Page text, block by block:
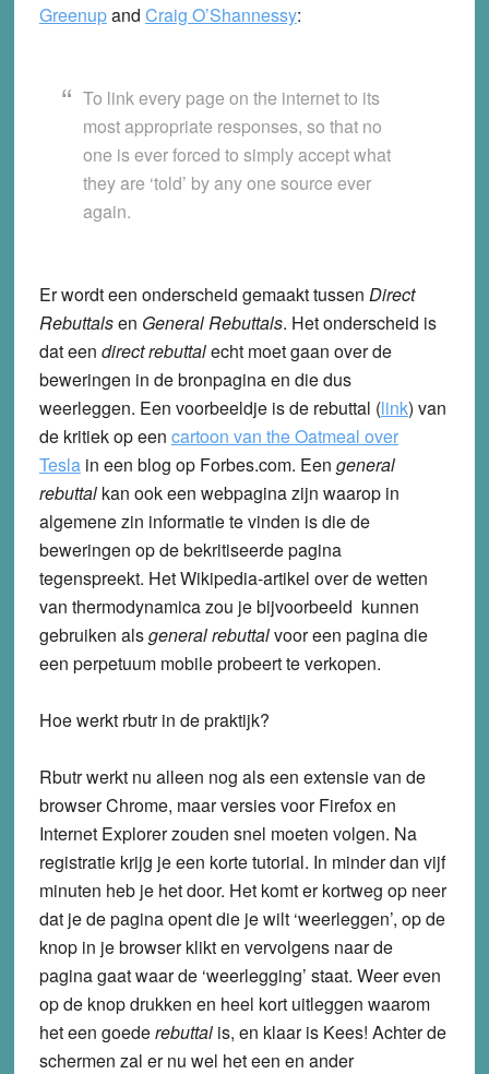
Greenupand Craig O’Shannessy:
To link every page on the internet to its
most appropriate responses, so that no
one is ever forced to simply accept what
they are ‘told’ by any one source ever
again.
Er wordt een onderscheid gemaakt tussen Direct
Rebuttalsen General Rebuttals. Het onderscheid is
dat een direct rebuttalecht moet gaan over de
beweringen in de bronpagina en die dus
weerleggen. Een voorbeeldje is de rebuttal (link) van
de kritiek op een cartoon van the Oatmeal over
Teslain een blog op Forbes.com. Een general
rebuttalkan ook een webpagina zijn waarop in
algemene zin informatie te vinden is die de
beweringen op de bekritiseerde pagina
tegenspreekt. Het Wikipedia-artikel over de wetten
van thermodynamica zou je bijvoorbeeld kunnen
gebruiken alsgeneral rebuttalvoor een pagina die
een perpetuum mobile probeert te verkopen.
Hoe werkt rbutr in de praktijk?
Rbutr werkt nu alleen nog als een extensie van de
browser Chrome, maar versies voor Firefox en
Internet Explorer zouden snel moeten volgen. Na
registratie krijg je een korte tutorial. In minder dan vijf
minuten heb je het door. Het komt er kortweg op neer
dat je de pagina opent die je wilt ‘weerleggen’, op de
knop in je browser klikt en vervolgens naar de
pagina gaat waar de ‘weerlegging’ staat. Weer even
op de knop drukken en heel kort uitleggen waarom
het een goederebuttalis, en klaar is Kees! Achter de
schermen zal er nu wel het een en ander